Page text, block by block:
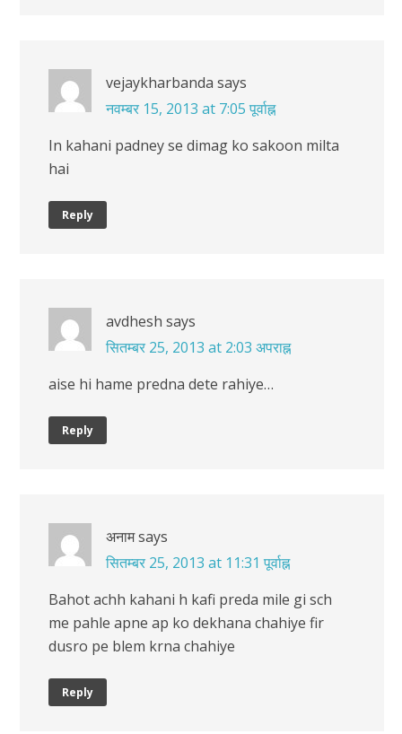
vejaykharbanda says
नवम्बर 15, 2013 at 7:05 पूर्वाह्न
In kahani padney se dimag ko sakoon milta
hai
Reply
avdhesh says
सितम्बर 25, 2013 at 2:03 अपराह्न
aise hi hame predna dete rahiye…
Reply
अनामsays
सितम्बर 25, 2013 at 11:31 पूर्वाह्न
Bahot achh kahani h kafi preda mile gi sch
me pahle apne ap ko dekhana chahiye fir
dusro pe blem krna chahiye
Reply